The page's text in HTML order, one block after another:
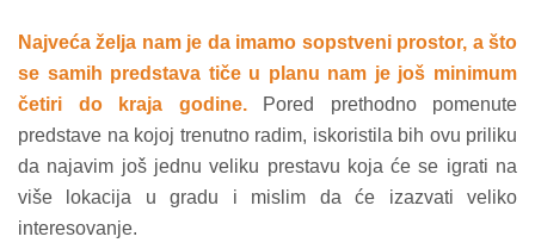
Najveća želja nam je da imamo sopstveni prostor, a što
se samih predstava tiče u planu nam je još minimum
četiri do kraja godine.Pored prethodno pomenute
predstave na kojoj trenutno radim, iskoristila bih ovu priliku
da najavim još jednu veliku prestavu koja će se igrati na
više lokacija u gradu i mislim da će izazvati veliko
interesovanje.